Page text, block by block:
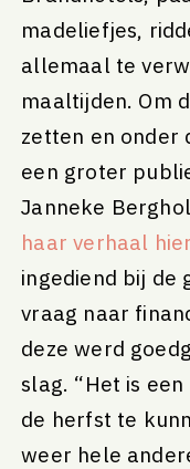
madeliefjes,
allemaal te
maaltijden. Om
zetten en onder
een groter
Janneke
haar verhaal
ingediend bij de
vraag naar
deze werd
slag. “Het is
de herfst te
weer hele